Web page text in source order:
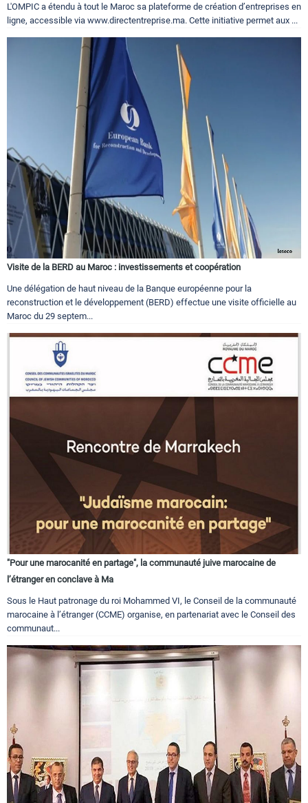
L'OMPIC a étendu à tout le Maroc sa plateforme de création d’entreprises en
ligne, accessible via www.directentreprise.ma. Cette initiative permet aux ...
Visite de la BERD au Maroc : investissements et coopération
Une délégation de haut niveau de la Banque européenne pour la
reconstruction et le développement (BERD) effectue une visite officielle au
Maroc du 29 septem...
"Pour une marocanité en partage", la communauté juive marocaine de
l’étranger en conclave à Ma
Sous le Haut patronage du roi Mohammed VI, le Conseil de la communauté
marocaine à l’étranger (CCME) organise, en partenariat avec le Conseil des
communaut...